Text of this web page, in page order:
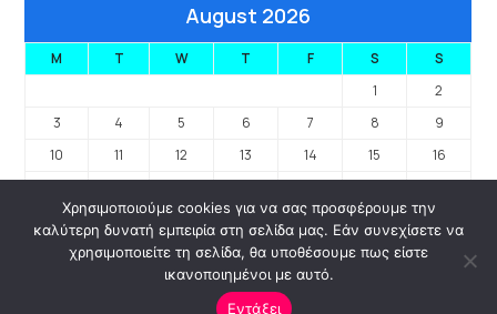
August 2026
M T W T F S
S
1
2
3
4 5 6 7 8
9
10
11 12 13 14 15
16
24
25 26 27 28 29
30
Χρησιμοποιούμε cookies για να σας προσφέρουμε την
καλύτερη δυνατή εμπειρία στη σελίδα μας. Εάν συνεχίσετε να
χρησιμοποιείτε τη σελίδα, θα υποθέσουμε πως είστε
ικανοποιημένοι με αυτό.
Εντάξει